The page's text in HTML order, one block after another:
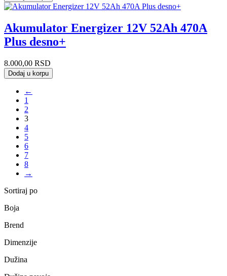
Akumulator Energizer 12V 52Ah 470A
Plus desno+
8.000,00 RSD
Dodaj u korpu
←
1
2
3
4
5
6
7
8
→
Sortiraj po
Boja
Brend
Dimenzije
Dužina